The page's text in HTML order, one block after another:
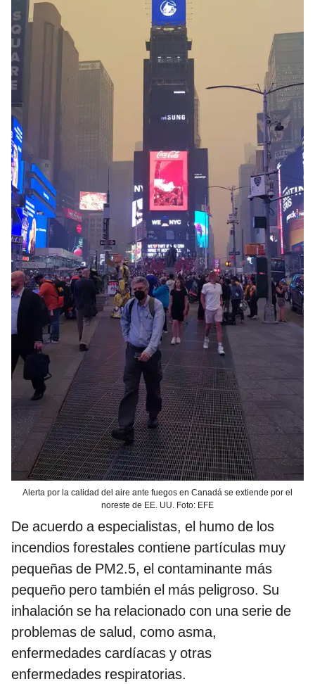
Alerta por la calidad del aire ante fuegos en Canadá se extiende por el
noreste de EE. UU. Foto: EFE
De acuerdo a especialistas, el humo de los
incendios forestales contiene partículas muy
pequeñas de PM2.5, el contaminante más
pequeño pero también el más peligroso. Su
inhalación se ha relacionado con una serie de
problemas de salud, como asma,
enfermedades cardíacas y otras
enfermedades respiratorias.